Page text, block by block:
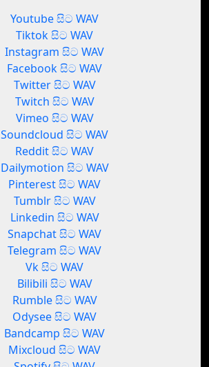
Youtube සිට WAV
Tiktok සිට WAV
Instagram සිට WAV
Facebook සිට WAV
Twitter සිට WAV
Twitch සිට WAV
Vimeo සිට WAV
Soundcloud සිට WAV
Reddit සිට WAV
Dailymotion සිට WAV
Pinterest සිට WAV
Tumblr සිට WAV
Linkedin සිට WAV
Snapchat සිට WAV
Telegram සිට WAV
Vk සිට WAV
Bilibili සිට WAV
Rumble සිට WAV
Odysee සිට WAV
Bandcamp සිට WAV
Mixcloud සිට WAV